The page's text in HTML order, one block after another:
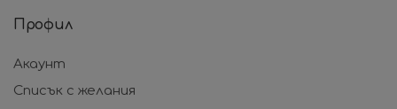
Профил
Акаунт
Списък с желания